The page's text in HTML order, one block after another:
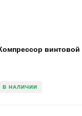
винтовой
В НАЛИЧИИ